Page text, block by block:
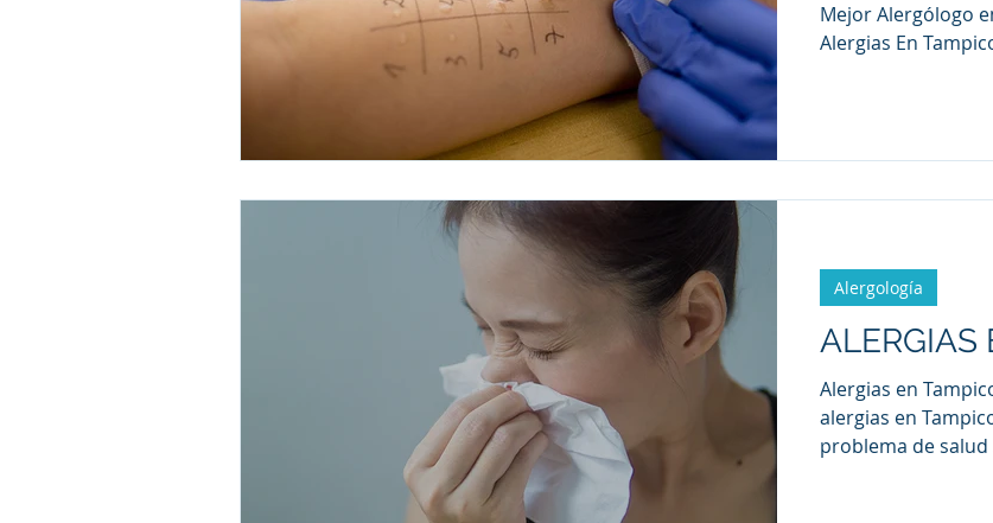
Mejor Alergólogo
Alergias En
con un
ALERGIAS
Alergias en
alergias en
problema de
Alergología